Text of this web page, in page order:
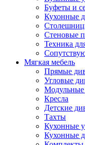
Буфеты и
Кухонные
Стеновые
Техника
Мягкая мебель
Прямые
Угловые
Кресла
Детские
Тахты
Кухонные
Кухонные